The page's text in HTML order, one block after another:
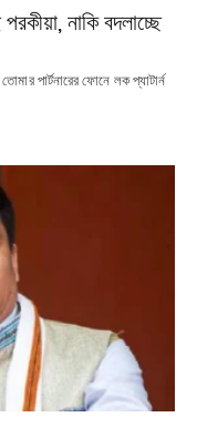
নাকি বদলাচ্ছে
পার্টনারের ফোনে লক প্যাটার্ন